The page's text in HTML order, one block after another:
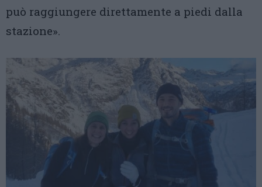
può raggiungere direttamente a piedi dalla
stazione».